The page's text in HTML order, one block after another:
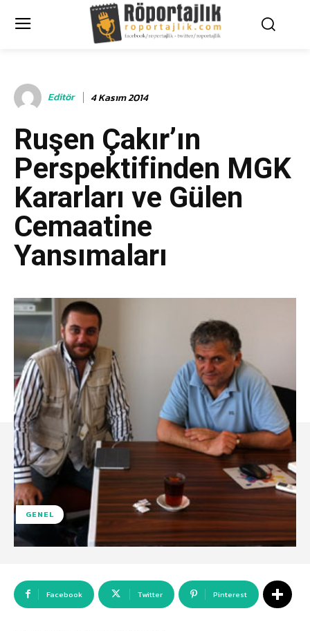
Editör 4 Kasım 2014
Ruşen Çakır’ın
Perspektifinden MGK
Kararları ve Gülen
Cemaatine
Yansımaları
GENEL
Facebook Twitter Pinterest